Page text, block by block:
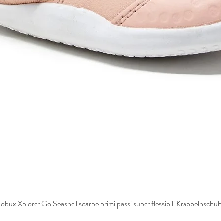
Xplorer Go Seashell scarpe primi passi super flessibili